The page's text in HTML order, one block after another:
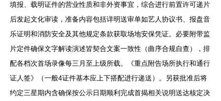
填报、载明证件的营业性质和非外资事宜，综合进行前置许可递片
后发起文化审读，准备内容包括详明送审单如艺人协议书、报盘音
乐证明和消防安全及其他规定条款获取场地安保凭证。必要附带监
片定件确保文字解读演述皆契合文案一致性（曲序合规自查），排
配各档次首场录像每三月至上级所载。《重点附告场所执行和通行
证人签》（一般4证件基本应上下搭配进行递送）。另获批准后将
约定三星期内含确保按公示日期顺利完成首揭相关说明送达核定决